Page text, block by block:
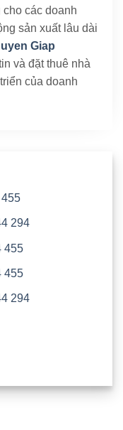
các doanh
sản xuất lâu dài
Giap
và đặt thuê nhà
của doanh
294
455
455
294